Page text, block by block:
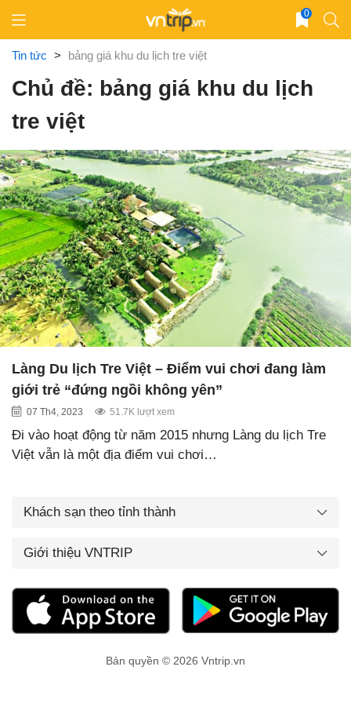
content
0
Tin tức > bảng giá khu du lịch tre việt
Chủ đề: bảng giá khu du lịch
tre việt
Làng Du lịch Tre Việt – Điểm vui chơi đang làm
giới trẻ “đứng ngồi không yên”
07 Th4, 2023 51.7K lượt xem
Đi vào hoạt động từ năm 2015 nhưng Làng du lịch Tre
Việt vẫn là một địa điểm vui chơi…
Khách sạn theo tỉnh thành
Giới thiệu VNTRIP
Bản quyền © 2026 Vntrip.vn